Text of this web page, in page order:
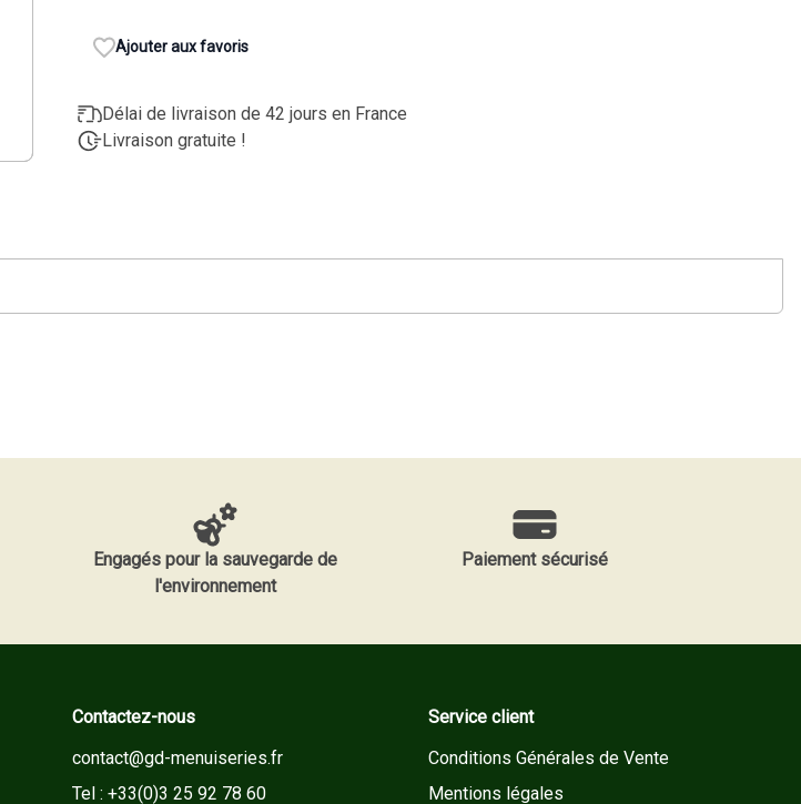
Ajouter aux favoris
Délai de livraison de 42 jours en France
Livraison gratuite !
Engagés pour la sauvegarde de
l'environnement
Paiement sécurisé
Contactez-nous
contact@gd-menuiseries.fr
Tel : +33(0)3 25 92 78 60
Service client
Conditions Générales de Vente
Mentions légales